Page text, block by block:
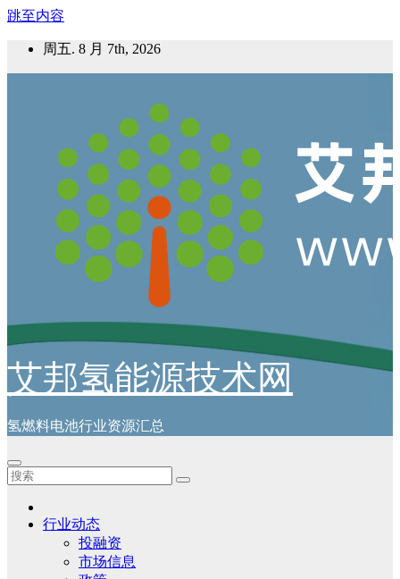
跳至内容
周五. 8 月 7th, 2026
艾邦氢能源技术网
氢燃料电池行业资源汇总
行业动态
投融资
市场信息